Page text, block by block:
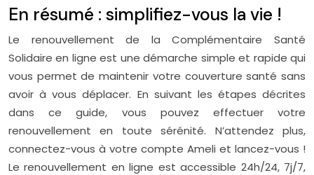
En résumé : simplifiez-vous la vie !
Le renouvellement de la Complémentaire Santé
Solidaire en ligne est une démarche simple et rapide qui
vous permet de maintenir votre couverture santé sans
avoir à vous déplacer. En suivant les étapes décrites
dans ce guide, vous pouvez effectuer votre
renouvellement en toute sérénité. N’attendez plus,
connectez-vous à votre compte Ameli et lancez-vous !
Le renouvellement en ligne est accessible 24h/24, 7j/7,